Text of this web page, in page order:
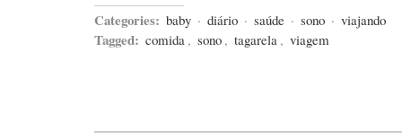
Categories: baby · diário · saúde · sono · viajando
Tagged: comida , sono , tagarela , viagem